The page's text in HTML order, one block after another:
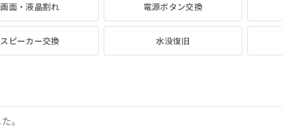
画面・液晶割れ 電源ボタン交換
スピーカー交換 水没復旧